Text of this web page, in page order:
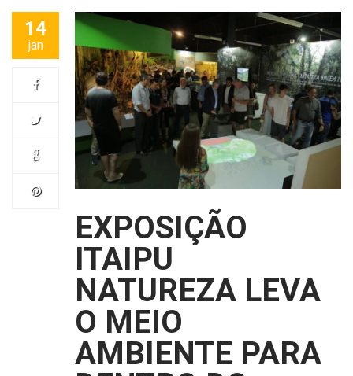
14
jan
EXPOSIÇÃO
ITAIPU
NATUREZA LEVA
O MEIO
AMBIENTE PARA